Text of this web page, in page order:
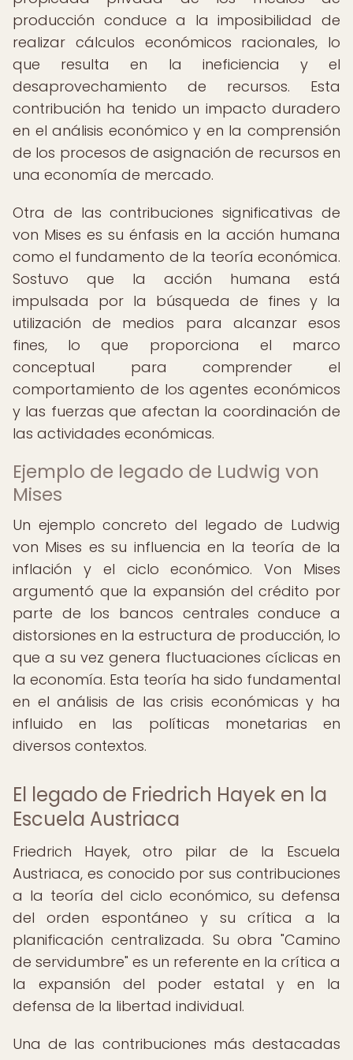
producción conduce a la imposibilidad de
realizar cálculos económicos racionales, lo
que resulta en la ineficiencia y el
desaprovechamiento de recursos. Esta
contribución ha tenido un impacto duradero
en el análisis económico y en la comprensión
de los procesos de asignación de recursos en
una economía de mercado.
Otra de las contribuciones significativas de
von Mises es su énfasis en la acción humana
como el fundamento de la teoría económica.
Sostuvo que la acción humana está
impulsada por la búsqueda de fines y la
utilización de medios para alcanzar esos
fines, lo que proporciona el marco
conceptual para comprender el
comportamiento de los agentes económicos
y las fuerzas que afectan la coordinación de
las actividades económicas.
Ejemplo de legado de Ludwig von
Mises
Un ejemplo concreto del legado de Ludwig
von Mises es su influencia en la teoría de la
inflación y el ciclo económico. Von Mises
argumentó que la expansión del crédito por
parte de los bancos centrales conduce a
distorsiones en la estructura de producción, lo
que a su vez genera fluctuaciones cíclicas en
la economía. Esta teoría ha sido fundamental
en el análisis de las crisis económicas y ha
influido en las políticas monetarias en
diversos contextos.
El legado de Friedrich Hayek en la
Escuela Austriaca
Friedrich Hayek, otro pilar de la Escuela
Austriaca, es conocido por sus contribuciones
a la teoría del ciclo económico, su defensa
del orden espontáneo y su crítica a la
planificación centralizada. Su obra "Camino
de servidumbre" es un referente en la crítica a
la expansión del poder estatal y en la
defensa de la libertad individual.
Una de las contribuciones más destacadas